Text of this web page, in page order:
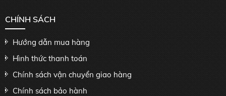
CHÍNH SÁCH
Hướng dẫn mua hàng
Hình thức thanh toán
Chính sách vận chuyển giao hàng
Chính sách bảo hành